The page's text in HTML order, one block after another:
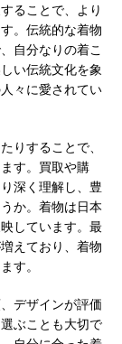
ることで、より
。伝統的な着物
自分なりの着こ
い伝統文化を象
々に愛されてい
りすることで、
す。買取や購
深く理解し、豊
か。着物は日本
しています。最
えており、着物
す。
デザインが評価
ぶことも大切で